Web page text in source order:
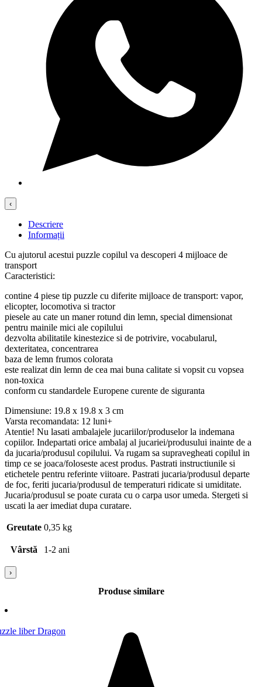
‹
Descriere
Informații
Cu ajutorul acestui puzzle copilul va descoperi 4 mijloace de
transport
Caracteristici:
contine 4 piese tip puzzle cu diferite mijloace de transport: vapor,
elicopter, locomotiva si tractor
piesele au cate un maner rotund din lemn, special dimensionat
pentru mainile mici ale copilului
dezvolta abilitatile kinestezice si de potrivire, vocabularul,
dexteritatea, concentrarea
baza de lemn frumos colorata
este realizat din lemn de cea mai buna calitate si vopsit cu vopsea
non-toxica
conform cu standardele Europene curente de siguranta
Dimensiune: 19.8 x 19.8 x 3 cm
Varsta recomandata: 12 luni+
Atentie! Nu lasati ambalajele jucariilor/produselor la indemana
copiilor. Indepartati orice ambalaj al jucariei/produsului inainte de a
da jucaria/produsul copilului. Va rugam sa supravegheati copilul in
timp ce se joaca/foloseste acest produs. Pastrati instructiunile si
etichetele pentru referinte viitoare. Pastrati jucaria/produsul departe
de foc, feriti jucaria/produsul de temperaturi ridicate si umiditate.
Jucaria/produsul se poate curata cu o carpa usor umeda. Stergeti si
uscati la aer imediat dupa curatare.
Greutate 0,35 kg
Vârstă 1-2 ani
›
Produse similare